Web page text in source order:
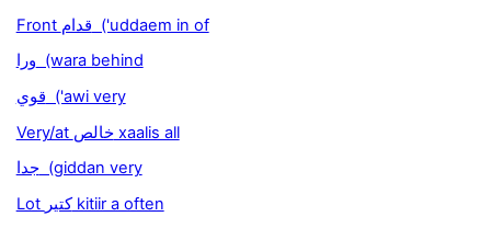
Front قدام ('uddaem in of
ورا (wara behind
قوي ('awi very
Very/at خالص xaalis all
جدا (giddan very
Lot كتير kitiir a often